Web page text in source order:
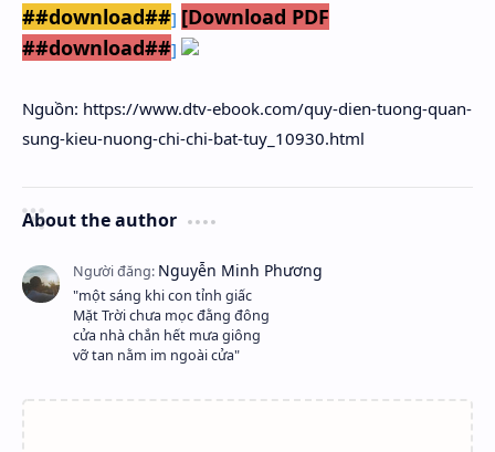
##download##] [Download PDF
##download##]
Nguồn: https://www.dtv-ebook.com/quy-dien-tuong-quan-
sung-kieu-nuong-chi-chi-bat-tuy_10930.html
About the author
"một sáng khi con tỉnh giấc
Mặt Trời chưa mọc đằng đông
cửa nhà chắn hết mưa giông
vỡ tan nằm im ngoài cửa"